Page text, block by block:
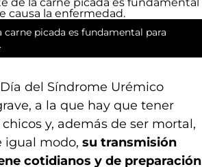
picada es fundamental para
del Síndrome Urémico
a la que hay que tener
y, además de ser mortal,
igual modo, su transmisión
cotidianos y de preparación